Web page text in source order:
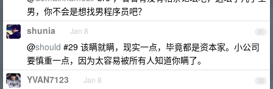
男，你不会是想找男程序员吧？
31
shunia Jan 8
@should #29 该瞒就瞒，现实一点，毕竟都是资本家。小公司
要慎重一点，因为太容易被所有人知道你瞒了。
32
YVAN7123 Jan 8